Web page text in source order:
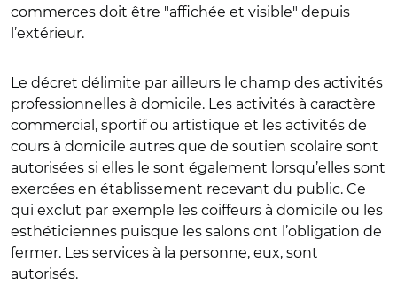
commerces doit être "affichée et visible" depuis
l’extérieur.
Le décret délimite par ailleurs le champ des activités
professionnelles à domicile. Les activités à caractère
commercial, sportif ou artistique et les activités de
cours à domicile autres que de soutien scolaire sont
autorisées si elles le sont également lorsqu’elles sont
exercées en établissement recevant du public. Ce
qui exclut par exemple les coiffeurs à domicile ou les
esthéticiennes puisque les salons ont l’obligation de
fermer. Les services à la personne, eux, sont
autorisés.